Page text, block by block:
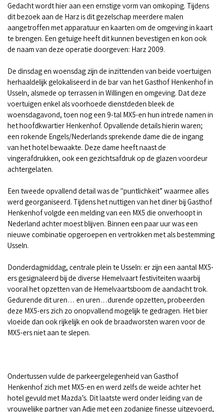
Gedacht wordt hier aan een ernstige vorm van omkoping. Tijdens
dit bezoek aan de Harz is dit gezelschap meerdere malen
aangetroffen met apparatuur en kaarten om de omgeving in kaart
te brengen. Een getuige heeft dit kunnen bevestigen en kon ook
de naam van deze operatie doorgeven: Harz 2009.
De dinsdag en woensdag zijn de inzittenden van beide voertuigen
herhaaldelijk gelokaliseerd in de bar van het Gasthof Henkenhof in
Usseln, alsmede op terrassen in Willingen en omgeving. Dat deze
voertuigen enkel als voorhoede dienstdeden bleek de
woensdagavond, toen nog een 9-tal MX5-en hun intrede namen in
het hoofdkwartier Henkenhof. Opvallende details hierin waren;
een rokende Engels/Nederlands sprekende dame die de ingang
van het hotel bewaakte. Deze dame heeft naast de
vingerafdrukken, ook een gezichtsafdruk op de glazen voordeur
achtergelaten.
Een tweede opvallend detail was de "puntlichkeit” waarmee alles
werd georganiseerd. Tijdens het nuttigen van het diner bij Gasthof
Henkenhof volgde een melding van een MX5 die onverhoopt in
Nederland achter moest blijven. Binnen een paar uur was een
nieuwe combinatie opgeroepen en vertrokken met als bestemming
Usseln.
Donderdagmiddag, centrale plein te Usseln: er zijn een aantal MX5-
ers gesignaleerd bij de diverse Hemelvaart festiviteiten waarbij
vooral het opzetten van de Hemelvaartsboom de aandacht trok.
Gedurende dit uren… en uren…durende opzetten, probeerden
deze MX5-ers zich zo onopvallend mogelijk te gedragen. Het bier
vloeide dan ook rijkelijk en ook de braadworsten waren voor de
MX5-ers niet aan te slepen.
Ondertussen vulde de parkeergelegenheid van Gasthof
Henkenhof zich met MX5-en en werd zelfs de weide achter het
hotel gevuld met Mazda’s. Dit laatste werd onder leiding van de
vrouwelijke partner van Adje met een zodanige finesse uitgevoerd,